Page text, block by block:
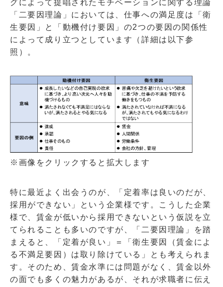
グによって提唱されたモチベーションに関する理論
「二要因理論」においては、仕事への満足度は「衛
生要因」と「動機付け要因」の2つの要因の関係性
によって成り立つとしています（詳細は以下参
照）。
※画像をクリックすると拡大します
特に最近よく出会うのが、「定着率は良いのだが、
採用ができない」という企業様です。こうした企業
様で、賃金が低いから採用できないという仮説を立
てられることも多いのですが、「二要因理論」を踏
まえると、「定着が良い」＝「衛生要因（賃金によ
る不満足要因）は取り除けている」とも考えられま
す。そのため、賃金水準には問題がなく、賃金以外
の面でも多くの魅力があるが、それが求職者に伝え